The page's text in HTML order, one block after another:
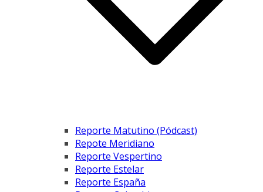
Reporte Matutino (Pódcast)
Repote Meridiano
Reporte Vespertino
Reporte Estelar
Reporte España